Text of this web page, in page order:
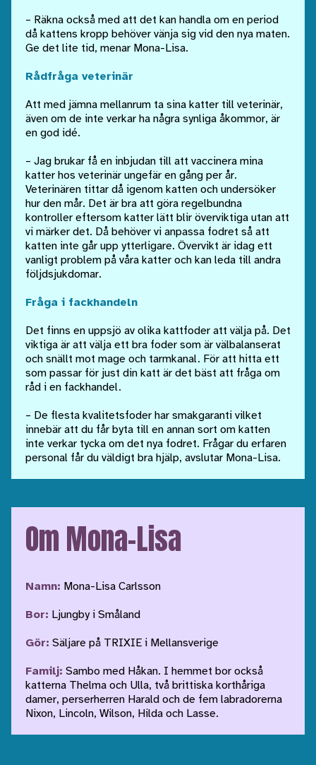
– Räkna också med att det kan handla om en period
då kattens kropp behöver vänja sig vid den nya maten.
Ge det lite tid, menar Mona-Lisa.
Rådfråga veterinär
Att med jämna mellanrum ta sina katter till veterinär,
även om de inte verkar ha några synliga åkommor, är
en god idé.
– Jag brukar få en inbjudan till att vaccinera mina
katter hos veterinär ungefär en gång per år.
Veterinären tittar då igenom katten och undersöker
hur den mår. Det är bra att göra regelbundna
kontroller eftersom katter lätt blir överviktiga utan att
vi märker det. Då behöver vi anpassa fodret så att
katten inte går upp ytterligare. Övervikt är idag ett
vanligt problem på våra katter och kan leda till andra
följdsjukdomar.
Fråga i fackhandeln
Det finns en uppsjö av olika kattfoder att välja på. Det
viktiga är att välja ett bra foder som är välbalanserat
och snällt mot mage och tarmkanal. För att hitta ett
som passar för just din katt är det bäst att fråga om
råd i en fackhandel.
– De flesta kvalitetsfoder har smakgaranti vilket
innebär att du får byta till en annan sort om katten
inte verkar tycka om det nya fodret. Frågar du erfaren
personal får du väldigt bra hjälp, avslutar Mona-Lisa.
Om Mona-Lisa
Namn: Mona-Lisa Carlsson
Bor: Ljungby i Småland
Gör: Säljare på TRIXIE i Mellansverige
Familj: Sambo med Håkan. I hemmet bor också
katterna Thelma och Ulla, två brittiska korthåriga
damer, perserherren Harald och de fem labradorerna
Nixon, Lincoln, Wilson, Hilda och Lasse.